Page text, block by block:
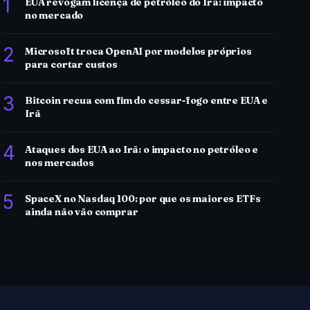
1
no mercado
2
Microsoft troca OpenAI por modelos próprios
para cortar custos
3
Bitcoin recua com fim do cessar-fogo entre EUA e
Irã
4
Ataques dos EUA ao Irã: o impacto no petróleo e
nos mercados
5
SpaceX no Nasdaq 100: por que os maiores ETFs
ainda não vão comprar